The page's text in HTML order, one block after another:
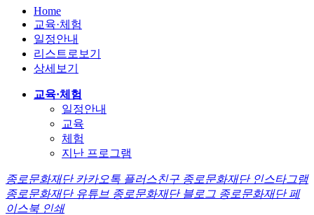
Home
교육·체험
일정안내
리스트로보기
상세보기
교육·체험
일정안내
교육
체험
지난 프로그램
종로문화재단 카카오톡 플러스친구 종로문화재단 인스타그램
종로문화재단 유튜브 종로문화재단 블로그 종로문화재단 페
이스북 인쇄